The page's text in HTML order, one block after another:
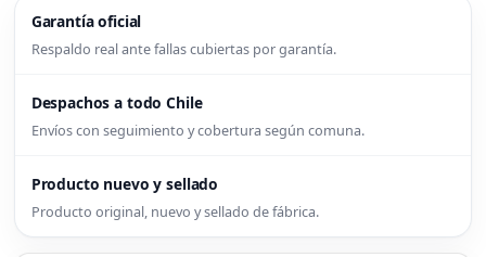
Garantía oficial
Respaldo real ante fallas cubiertas por garantía.
Despachos a todo Chile
Envíos con seguimiento y cobertura según comuna.
Producto nuevo y sellado
Producto original, nuevo y sellado de fábrica.